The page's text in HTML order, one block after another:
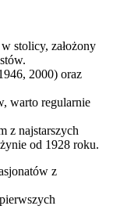
stolicy, założony
2000) oraz
warto regularnie
z najstarszych
od 1928 roku.
z